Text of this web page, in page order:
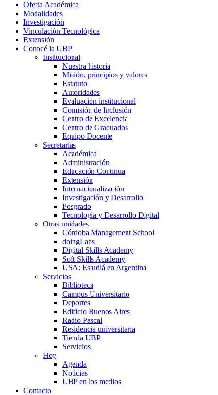
Oferta Académica
Modalidades
Investigación
Vinculación Tecnológica
Extensión
Conocé la UBP
Institucional
Nuestra historia
Misión, principios y valores
Estatuto
Autoridades
Evaluación institucional
Comisión de Inclusión
Centro de Excelencia
Centro de Graduados
Equipo Docente
Secretarías
Académica
Administración
Educación Continua
Extensión
Internacionalización
Investigación y Desarrollo
Posgrado
Tecnología y Desarrollo Digital
Otras unidades
Córdoba Management School
doingLabs
Digital Skills Academy
Soft Skills Academy
USA: Estudiá en Argentina
Servicios
Biblioteca
Campus Universitario
Deportes
Edificio Buenos Aires
Radio Pascal
Residencia universitaria
Tienda UBP
Servicios
Hoy
Agenda
Noticias
UBP en los medios
Contacto